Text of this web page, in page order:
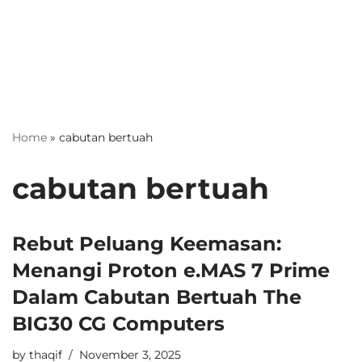
Home » cabutan bertuah
cabutan bertuah
Rebut Peluang Keemasan:
Menangi Proton e.MAS 7 Prime
Dalam Cabutan Bertuah The
BIG30 CG Computers
by thaqif November 3, 2025